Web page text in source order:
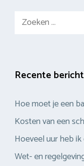
Zoek
Recente
Hoe moet je een
Kosten van een
Hoeveel uur heb
Wet- en